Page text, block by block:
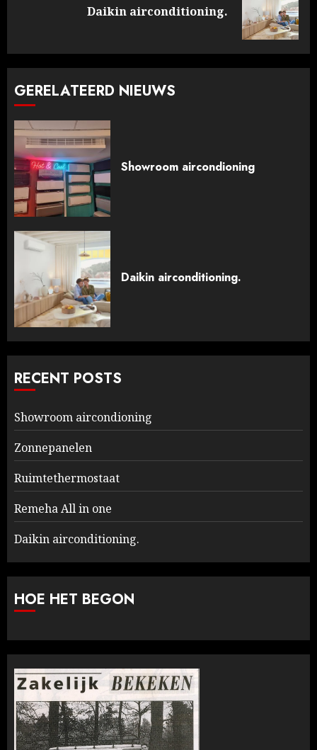
Daikin airconditioning.
GERELATEERD NIEUWS
Showroom aircondioning
Daikin airconditioning.
RECENT POSTS
Showroom aircondioning
Zonnepanelen
Ruimtethermostaat
Remeha All in one
Daikin airconditioning.
HOE HET BEGON